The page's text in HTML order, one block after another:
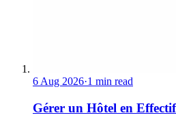
6 Aug 2026·1 min read
Gérer un Hôtel en